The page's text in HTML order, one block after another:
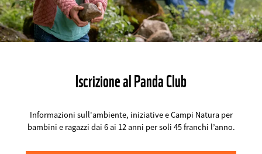
©
Iscrizione al Panda Club
Informazioni sull'ambiente, iniziative e Campi Natura per
bambini e ragazzi dai 6 ai 12 anni per soli 45 franchi l’anno.